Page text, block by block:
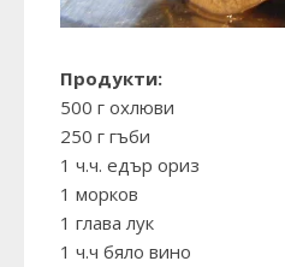
Продукти:
500 г охлюви
250 г гъби
1 ч.ч. едър ориз
1 морков
1 глава лук
1 ч.ч бяло вино